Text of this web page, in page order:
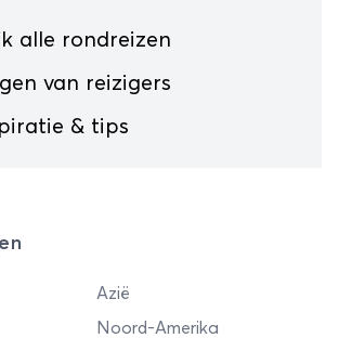
alle rondreizen
van reizigers
& tips
Azië
Noord-Amerika